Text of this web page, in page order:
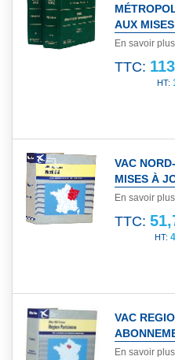
AUX
En savoir plus
TTC:
VAC
MISES À
En savoir plus
TTC:
VAC
En savoir plus